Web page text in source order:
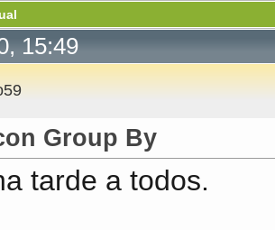
15:49
Group By
tarde a todos.